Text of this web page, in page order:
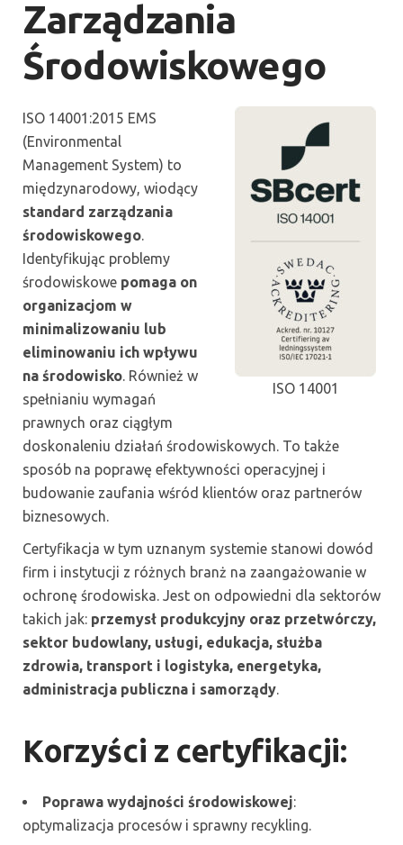
Zarządzania
Środowiskowego
ISO 14001
ISO 14001:2015 EMS
(Environmental
Management System) to
międzynarodowy, wiodący
standard zarządzania
środowiskowego.
Identyfikując problemy
środowiskowe pomaga on
organizacjom w
minimalizowaniu lub
eliminowaniu ich wpływu
na środowisko. Również w
spełnianiu wymagań
prawnych oraz ciągłym
doskonaleniu działań środowiskowych. To także
sposób na poprawę efektywności operacyjnej i
budowanie zaufania wśród klientów oraz partnerów
biznesowych.
Certyfikacja w tym uznanym systemie stanowi dowód
firm i instytucji z różnych branż na zaangażowanie w
ochronę środowiska. Jest on odpowiedni dla sektorów
takich jak: przemysł produkcyjny oraz przetwórczy,
sektor budowlany, usługi, edukacja, służba
zdrowia, transport i logistyka, energetyka,
administracja publiczna i samorządy.
Korzyści z certyfikacji:
Poprawa wydajności środowiskowej:
optymalizacja procesów i sprawny recykling.